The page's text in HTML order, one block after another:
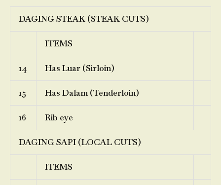
DAGING STEAK (STEAK CUTS)
ITEMS
14 Has Luar (Sirloin)
15 Has Dalam (Tenderloin)
16 Rib eye
DAGING SAPI (LOCAL CUTS)
ITEMS